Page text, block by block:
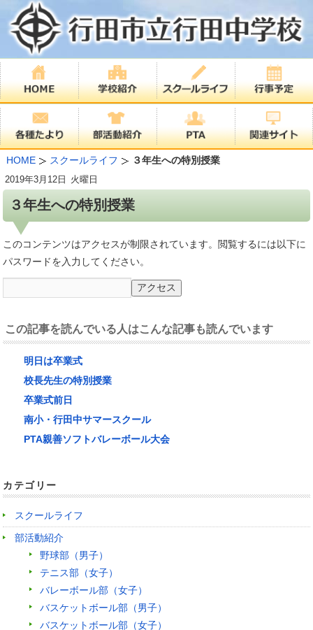
HOME スクールライフ ３年生への特別授業
３年生への特別授業
2019年3月12日 火曜日
このコンテンツはアクセスが制限されています。閲覧するには以下に
パスワードを入力してください。
この記事を読んでいる人はこんな記事も読んでいます
明日は卒業式
校長先生の特別授業
卒業式前日
南小・行田中サマースクール
PTA親善ソフトバレーボール大会
カテゴリー
スクールライフ
部活動紹介
野球部（男子）
テニス部（女子）
バレーボール部（女子）
バスケットボール部（男子）
バスケットボール部（女子）